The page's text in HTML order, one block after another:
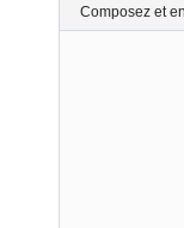
Composez et